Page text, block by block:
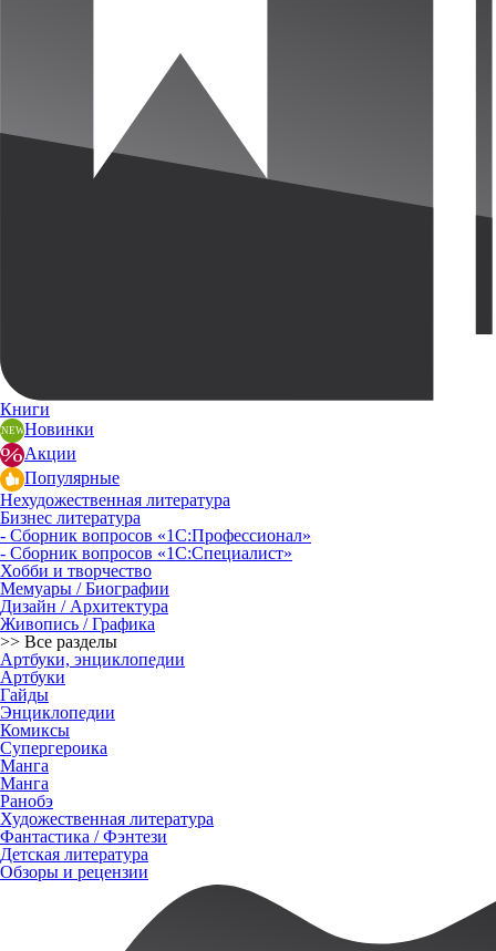
Книги
Новинки
Акции
Популярные
Нехудожественная литература
Бизнес литература
- Сборник вопросов «1С:Профессионал»
- Сборник вопросов «1С:Специалист»
Хобби и творчество
Мемуары / Биографии
Дизайн / Архитектура
Живопись / Графика
>> Все разделы
Артбуки, энциклопедии
Артбуки
Гайды
Энциклопедии
Комиксы
Супергероика
Манга
Манга
Ранобэ
Художественная литература
Фантастика / Фэнтези
Детская литература
Обзоры и рецензии